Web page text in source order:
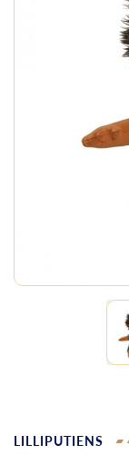
LILLIPUTIENS